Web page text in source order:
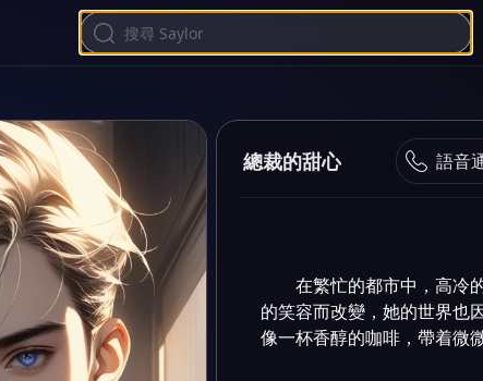
總裁的甜心 語音
在繁忙的都市中，高冷
的笑容而改變，她的世界也
像一杯香醇的咖啡，帶着微